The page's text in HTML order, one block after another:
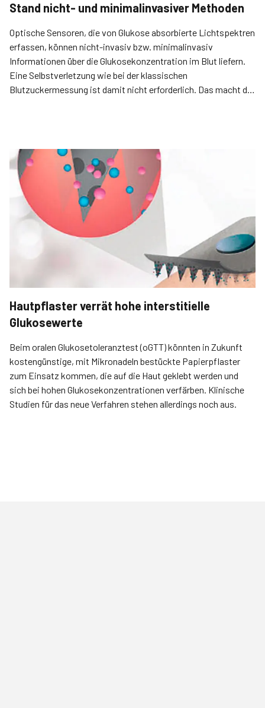
Stand nicht- und minimalinvasiver Methoden
Optische Sensoren, die von Glukose absorbierte Lichtspektren
erfassen, können nicht-invasiv bzw. minimalinvasiv
Informationen über die Glukosekonzentration im Blut liefern.
Eine Selbstverletzung wie bei der klassischen
Blutzuckermessung ist damit nicht erforderlich. Das macht die
Hautpflaster verrät hohe interstitielle
Glukosewerte
Beim oralen Glukosetoleranztest (oGTT) könnten in Zukunft
kostengünstige, mit Mikronadeln bestückte Papierpflaster
zum Einsatz kommen, die auf die Haut geklebt werden und
sich bei hohen Glukosekonzentrationen verfärben. Klinische
Studien für das neue Verfahren stehen allerdings noch aus.